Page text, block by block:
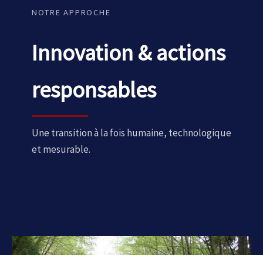
NOTRE APPROCHE
Innovation & actions
responsables
Une transition à la fois humaine, technologique
et mesurable.